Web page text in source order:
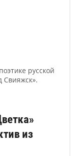
русской
Свияжск».
из